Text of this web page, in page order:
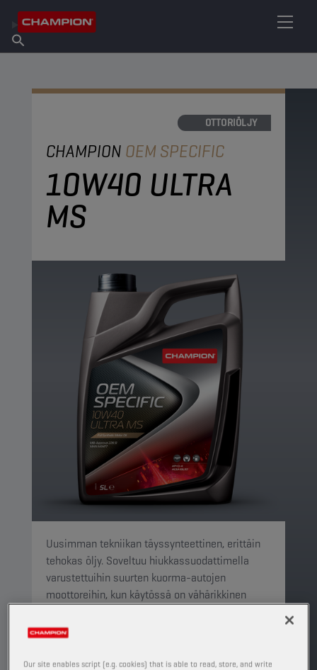
Tietoa Championista
Etsi myyntipiste
MOOTTORIÖLJY
CHAMPION OEM SPECIFIC
10W40 ULTRA
MS
Uusimman tekniikan täyssynteettinen, erittäin
tehokas öljy. Soveltuu hiukkassuodattimella
varustettuihin suurten kuorma-autojen
moottoreihin, kun käytössä on vähärikkinen
TUOTE: 65603
Our site enables script (e.g. cookies) that is able to read, store, and write